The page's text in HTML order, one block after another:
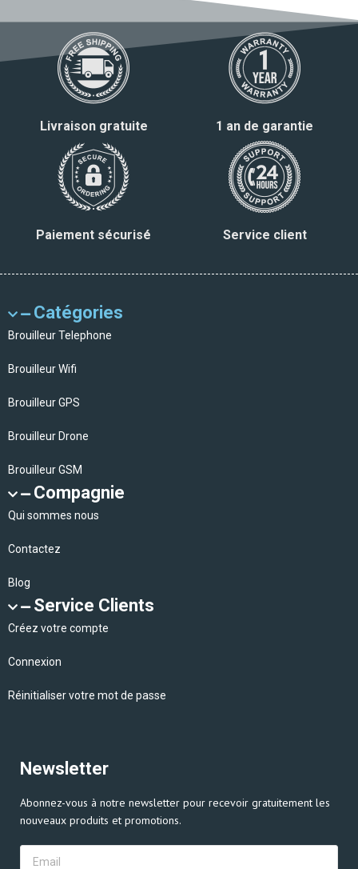
Livraison gratuite 1 an de garantie
Paiement sécurisé Service client
Catégories
Brouilleur Telephone
Brouilleur Wifi
Brouilleur GPS
Brouilleur Drone
Brouilleur GSM
Compagnie
Qui sommes nous
Contactez
Blog
Service Clients
Créez votre compte
Connexion
Réinitialiser votre mot de passe
Newsletter
Abonnez-vous à notre newsletter pour recevoir gratuitement les
nouveaux produits et promotions.